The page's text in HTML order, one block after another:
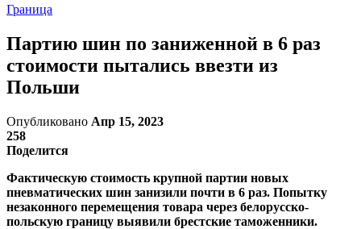
Граница
Партию шин по заниженной в 6 раз
стоимости пытались ввезти из
Польши
Опубликовано Апр 15, 2023
258
Поделится
Фактическую стоимость крупной партии новых
пневматических шин занизили почти в 6 раз. Попытку
незаконного перемещения товара через белорусско-
польскую границу выявили брестские таможенники.